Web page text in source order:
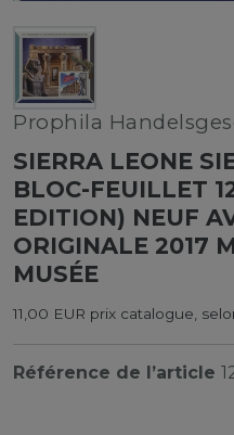
Prophila
SIERRA LEONE
BLOC-FEUILLET
EDITION) NEUF
ORIGINALE 2017
MUSÉE
11,00 EUR prix catalogue,
Référence de l’article